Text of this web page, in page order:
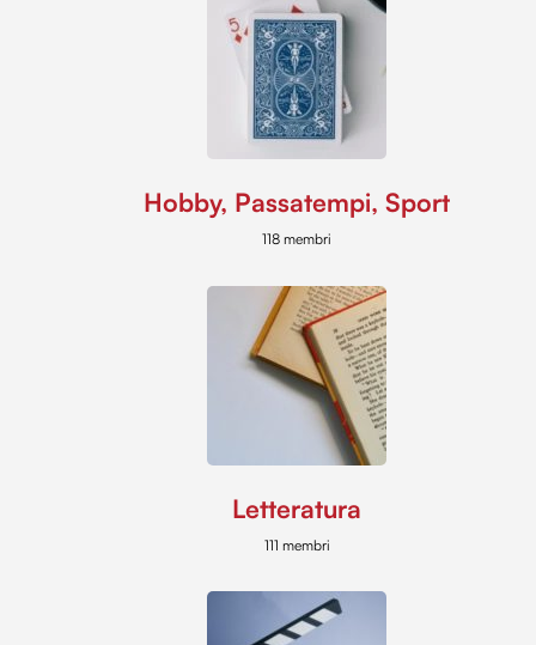
Hobby, Passatempi, Sport
118 membri
Letteratura
111 membri